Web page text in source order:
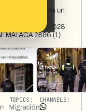
de 19 años, en un
MALAGA to 2628
MALAGA 2866 (1)
TOPICS:
Migración
CHANNELS: